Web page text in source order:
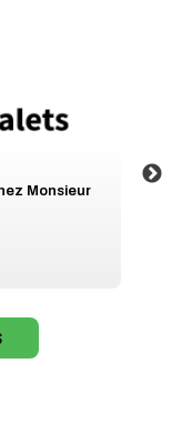
Monsieur